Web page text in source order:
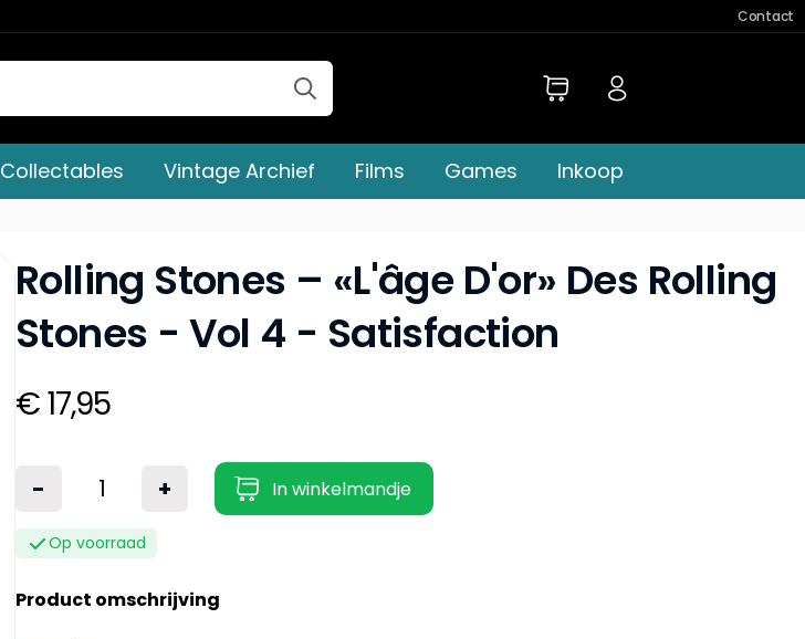
Contact
Collectables Vintage Archief Films Games Inkoop
Rolling Stones – «L'âge D'or» Des Rolling
Stones - Vol 4 - Satisfaction
€ 17,95
- + In winkelmandje
Op voorraad
Product omschrijving